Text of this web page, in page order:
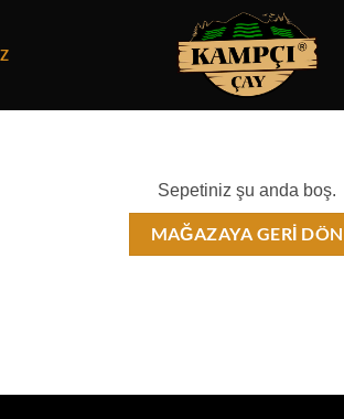
Sepetiniz şu anda boş.
MAĞAZAYA GERI DÖN